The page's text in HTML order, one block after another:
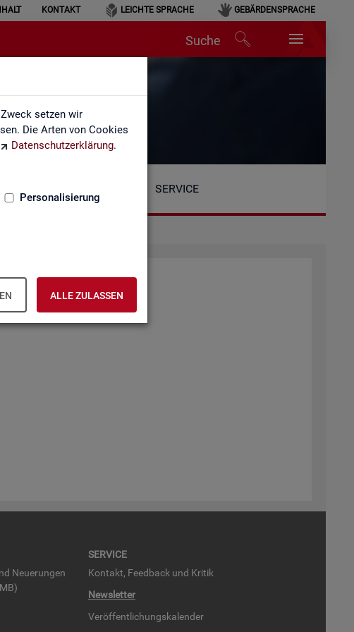
setzen wir
Die Arten von Cookies
Datenschutzerklärung.
Personalisierung
ALLE ZULASSEN
KONTAKT LEICHTE SPRACHE GEBÄRDENSPRACHE
Suche
SERVICE
der BA
Neue­run­gen
SER­VICE
Kon­takt, Feed­back und Kri­tik
News­let­ter
Ver­öf­fent­li­chungs­ka­len­der